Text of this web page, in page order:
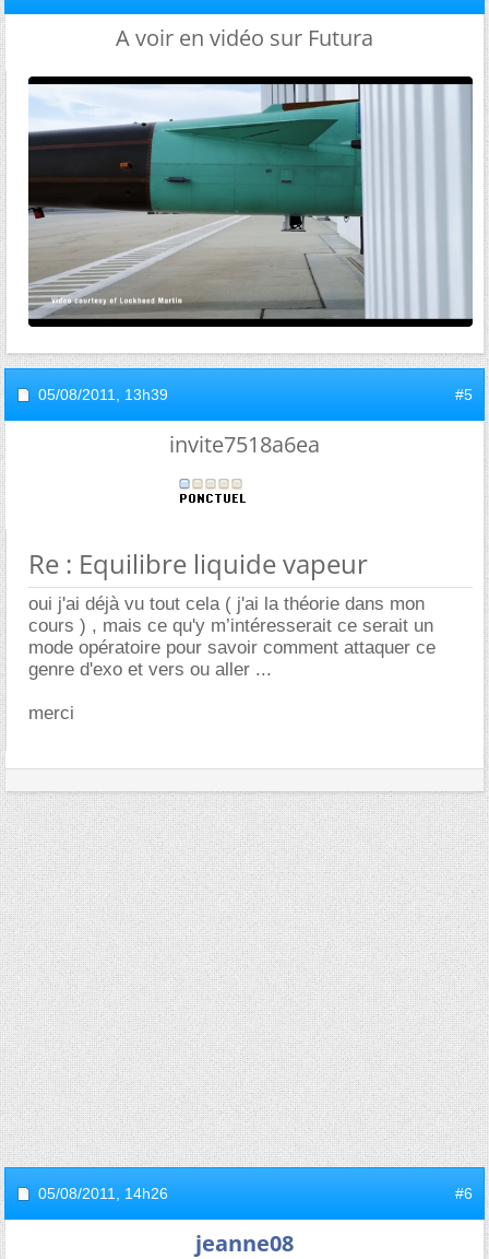
A voir en vidéo sur Futura
05/08/2011, 13h39 #5
invite7518a6ea
Re : Equilibre liquide vapeur
oui j'ai déjà vu tout cela ( j'ai la théorie dans mon
cours ) , mais ce qu'y m’intéresserait ce serait un
mode opératoire pour savoir comment attaquer ce
genre d'exo et vers ou aller ...
merci
05/08/2011, 14h26 #6
jeanne08